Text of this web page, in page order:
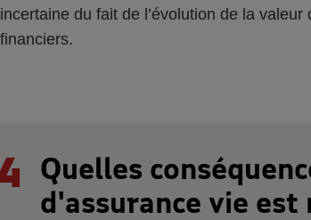
incertaine du fait de l’évolution de la
financiers.
Quelles
d'assurance vie est